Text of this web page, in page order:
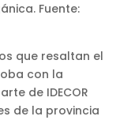
Fuente:
que resaltan el
con la
de IDECOR
de la provincia